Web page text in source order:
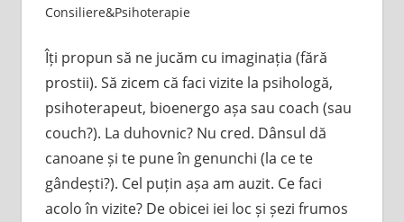
Consiliere&Psihoterapie
Îți propun să ne jucăm cu imaginația (fără
prostii). Să zicem că faci vizite la psihologă,
psihoterapeut, bioenergo așa sau coach (sau
couch?). La duhovnic? Nu cred. Dânsul dă
canoane și te pune în genunchi (la ce te
gândești?). Cel puțin așa am auzit. Ce faci
acolo în vizite? De obicei iei loc și șezi frumos